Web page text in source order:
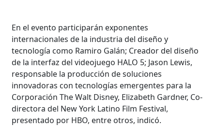
En el evento participarán exponentes
internacionales de la industria del diseño y
tecnología como Ramiro Galán; Creador del diseño
de la interfaz del videojuego HALO 5; Jason Lewis,
responsable la producción de soluciones
innovadoras con tecnologías emergentes para la
Corporación The Walt Disney, Elizabeth Gardner, Co-
directora del New York Latino Film Festival,
presentado por HBO, entre otros, indicó.